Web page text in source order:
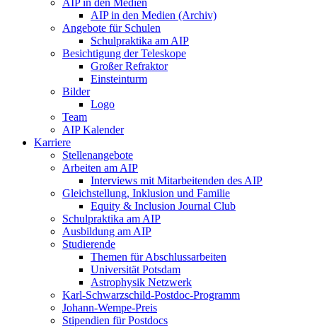
AIP in den Medien
AIP in den Medien (Archiv)
Angebote für Schulen
Schulpraktika am AIP
Besichtigung der Teleskope
Großer Refraktor
Einsteinturm
Bilder
Logo
Team
AIP Kalender
Karriere
Stellenangebote
Arbeiten am AIP
Interviews mit Mitarbeitenden des AIP
Gleichstellung, Inklusion und Familie
Equity & Inclusion Journal Club
Schulpraktika am AIP
Ausbildung am AIP
Studierende
Themen für Abschlussarbeiten
Universität Potsdam
Astrophysik Netzwerk
Karl-Schwarzschild-Postdoc-Programm
Johann-Wempe-Preis
Stipendien für Postdocs